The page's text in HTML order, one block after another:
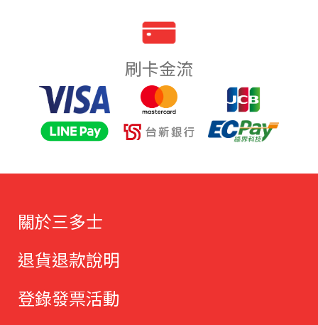
刷卡金流
關於三多士
退貨退款說明
登錄發票活動